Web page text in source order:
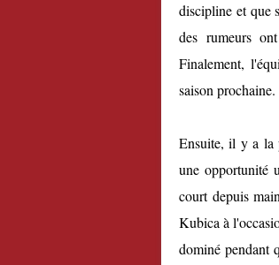
discipline et que
des rumeurs
Finalement,
saison prochaine.
Ensuite, il y a la
une opportunité
court depuis
Kubica à
dominé pendant